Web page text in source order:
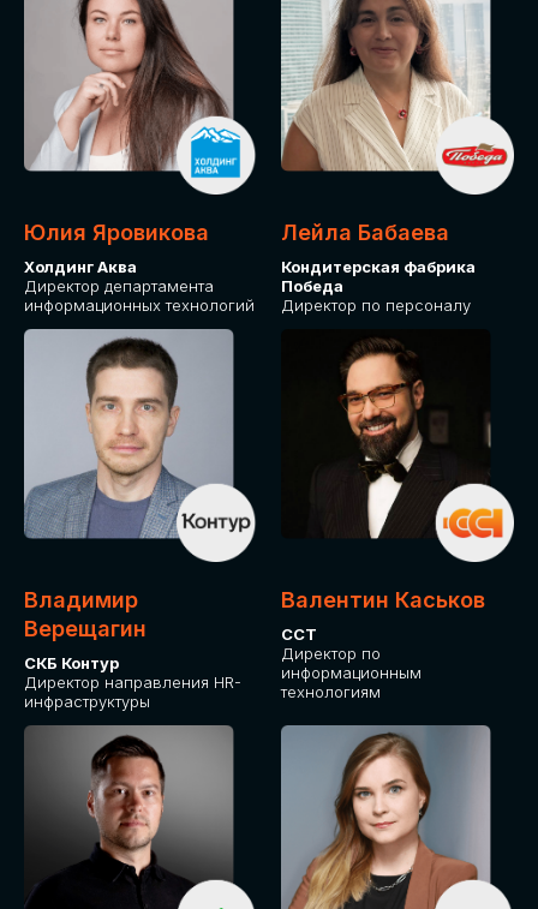
Юлия Яровикова
Холдинг Аква
Директор департамента
информационных технологий
Лейла Бабаева
Кондитерская фабрика
Победа
Директор по персоналу
Владимир
Верещагин
СКБ Контур
Директор направления HR-
инфраструктуры
Валентин Каськов
ССТ
Директор по
информационным
технологиям